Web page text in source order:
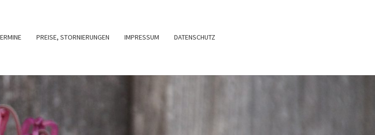
PREISE, STORNIERUNGEN IMPRESSUM DATENSCHUTZ